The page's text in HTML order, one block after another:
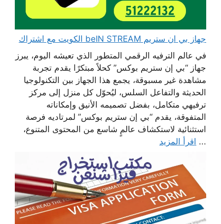
جهاز بي ان ستريم beIN STREAM الكويت مع اشتراك
في عالم الترفيه الرقمي المتطور الذي تعيشه اليوم، يبرز
جهاز “بي إن ستريم بوكس” كحلاً مبتكرًا يقدم تجربة
مشاهدة غير مسبوقة، يجمع هذا الجهاز بين التكنولوجيا
الحديثة والتفاعل السلس، ليُحوّل كل منزل إلى مركز
ترفيهي متكامل، بفضل تصميمه الأنيق وإمكاناته
المتفوقة، يقدم “بي إن ستريم بوكس” لمرتاديه فرصة
استثنائية لاستكشاف عالمٍ شاسع من المحتوى المتنوع،
... اقرأ المزيد